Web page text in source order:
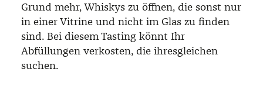
Grund mehr, Whiskys zu öffnen, die sonst nur
in einer Vitrine und nicht im Glas zu finden
sind. Bei diesem Tasting könnt Ihr
Abfüllungen verkosten, die ihresgleichen
suchen.